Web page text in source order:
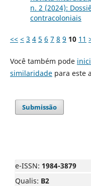
n. 2 (2024):
contracoloniais
<< < 3 4 5 6 7 8 9 10 11
Você também pode
similaridadepara este
Submissão
e-ISSN: 1984-3879
Qualis: B2